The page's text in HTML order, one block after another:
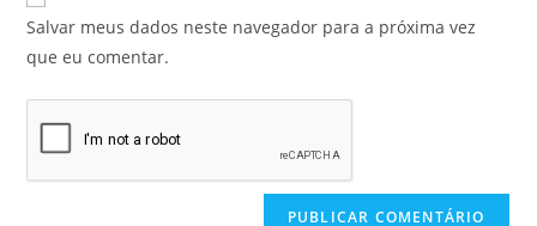
Salvar meus dados neste navegador para a próxima vez
que eu comentar.